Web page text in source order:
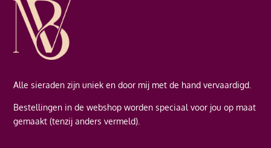
Alle sieraden zijn uniek en door mij met de hand vervaardigd.
Bestellingen in de webshop worden speciaal voor jou op maat
gemaakt (tenzij anders vermeld).